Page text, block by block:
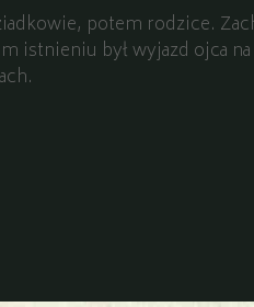
potem rodzice.
był wyjazd ojca na